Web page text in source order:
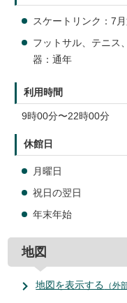
スケートリンク：7
フットサル、テニス
器：通年
利用時間
9時00分〜22時00分
休館日
月曜日
祝日の翌日
年末年始
地図
地図を表示する （外